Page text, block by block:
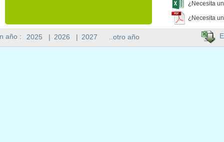
¿Necesita
¿Necesita
año : 2025 | 2026 | 2027 ..otro año